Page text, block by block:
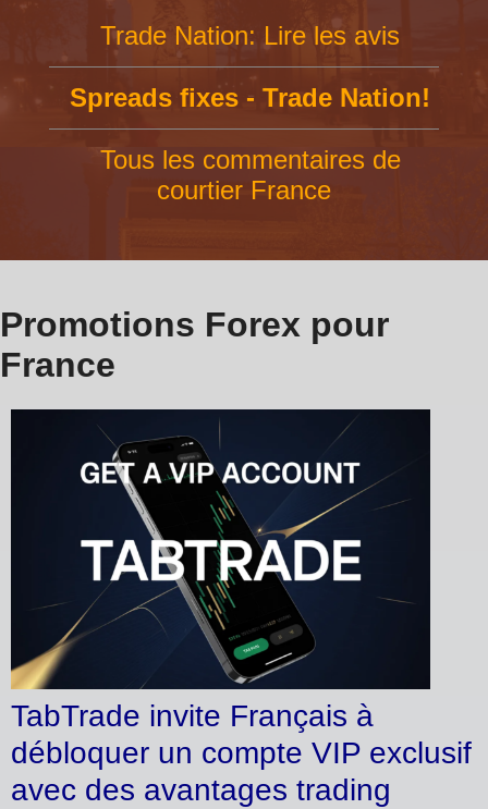
Trade Nation: Lire les avis
Spreads fixes - Trade Nation!
Tous les commentaires de
courtier France
Promotions Forex pour
France
TabTrade invite Français à
débloquer un compte VIP exclusif
avec des avantages trading